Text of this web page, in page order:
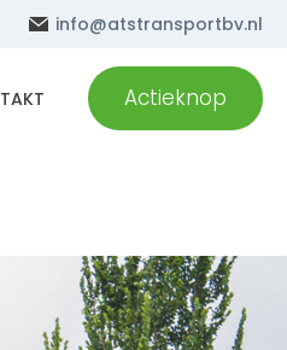
info@atstransportbv.nl
Actieknop